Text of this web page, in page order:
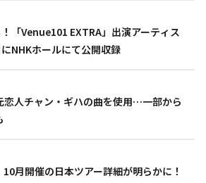
「Venue101 EXTRA」出演アーティス
NHKホールにて公開収録
恋人チャン・ギハの曲を使用…一部から
月開催の日本ツアー詳細が明らかに！